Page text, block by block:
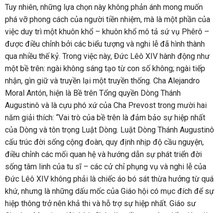
Tuy nhiên, những lựa chọn này không phản ánh mong muốn
phá vỡ phong cách của người tiền nhiệm, mà là một phần của
việc duy trì một khuôn khổ – khuôn khổ mô tả sứ vụ Phêrô –
được điều chỉnh bởi các biểu tượng và nghi lễ đã hình thành
qua nhiều thế kỷ. Trong việc này, Đức Lêô XIV hành động như
một bề trên: ngài không sáng tạo từ con số không; ngài tiếp
nhận, gìn giữ và truyền lại một truyền thống. Cha Alejandro
Moral Antón, hiện là Bề trên Tổng quyền Dòng Thánh
Augustinô và là cựu phó xứ của Cha Prevost trong mười hai
năm giải thích: “Vai trò của bề trên là đảm bảo sự hiệp nhất
của Dòng và tôn trọng Luật Dòng. Luật Dòng Thánh Augustinô
cấu trúc đời sống cộng đoàn, quy định nhịp độ cầu nguyện,
điều chỉnh các mối quan hệ và hướng dẫn sự phát triển đời
sống tâm linh của tu sĩ – các cử chỉ phụng vụ và nghi lễ của
Đức Lêô XIV không phải là chiếc áo bó sát thừa hưởng từ quá
khứ, nhưng là những dấu mốc của Giáo hội có mục đích để sự
hiệp thông trở nên khả thi và hỗ trợ sự hiệp nhất. Giáo sư